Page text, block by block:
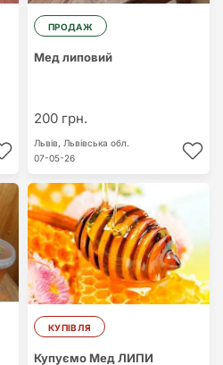
ПРОДАЖ
Мед липовий
200 грн.
Львів, Львівська обл.
07-05-26
КУПІВЛЯ
Купуємо Мед ЛИПИ